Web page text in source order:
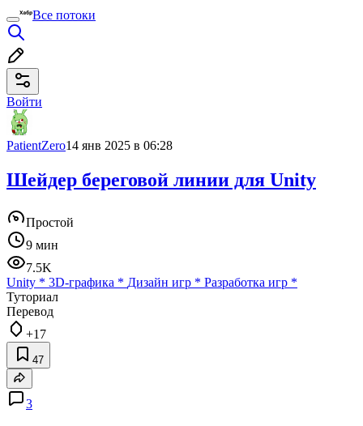
Все потоки
Войти
PatientZero14 янв 2025 в 06:28
Шейдер береговой линии для Unity
Простой
9 мин
7.5K
Unity * 3D-графика * Дизайн игр * Разработка игр *
Туториал
Перевод
+17
47
3